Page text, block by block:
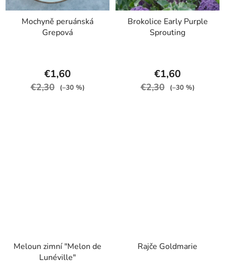
Mochyně peruánská
Grepová
€1,60
€2,30 (–30 %)
Brokolice Early Purple
Sprouting
€1,60
€2,30 (–30 %)
Meloun zimní "Melon de
Lunéville"
Rajče Goldmarie